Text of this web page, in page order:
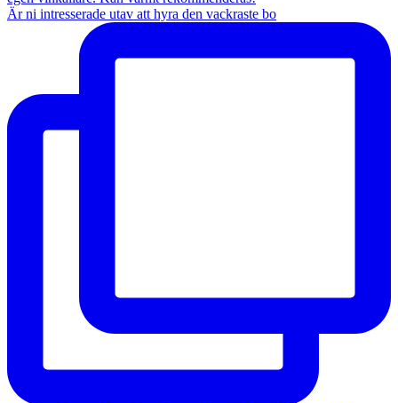
Är ni intresserade utav att hyra den vackraste bo